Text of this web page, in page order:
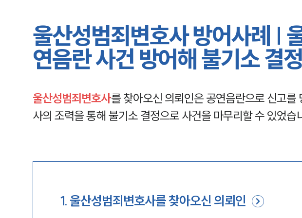
울산성범죄변호사 방어사례 |
연음란 사건 방어해 불기소 결정
울산성범죄변호사를 찾아오신 의뢰인은 공연음란으로 신고
사의 조력을 통해 불기소 결정으로 사건을 마무리할 수 있었습
1. 울산성범죄변호사를 찾아오신 의뢰인